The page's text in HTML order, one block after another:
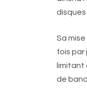
disques
Sa
fois par
limitant
de